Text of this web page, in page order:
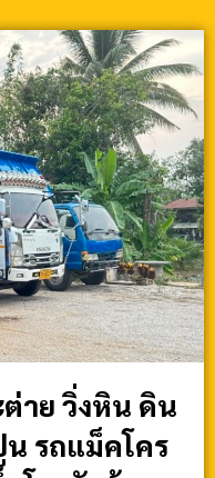
าย วิ่งหิน ดิน
รถแม็คโคร